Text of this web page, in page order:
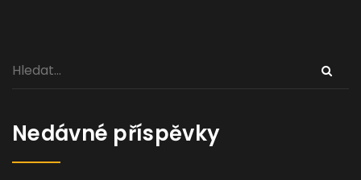
Nedávné příspěvky